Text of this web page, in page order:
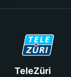
TeleZüri